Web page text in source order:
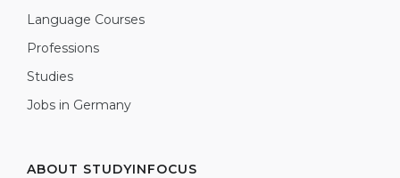
Language Courses
Professions
Studies
Jobs in Germany
ABOUT STUDYINFOCUS